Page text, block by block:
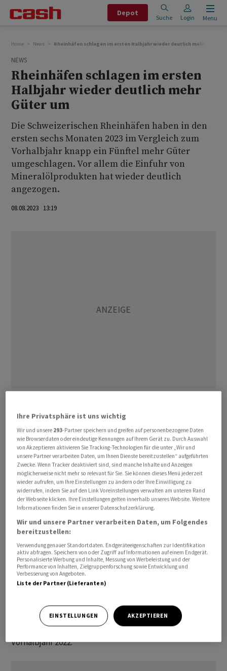
Depot
Suche Login Menu
Home News Rheinhäfen schlagen im ersten Halbjahr wieder deutlich mehr Güter
NEWS
Rheinhäfen schlagen im ersten
Halbjahr wieder deutlich mehr
Güter um
Die Schweizerischen Rheinhäfen haben in den
ersten sechs Monaten 2023 im Vergleich zum
Vorhalbjahr knapp ein Fünftel mehr Güter
umgeschlagen. Vor allem die Einfuhr von
Mineralölprodukten hat wieder deutlich
angezogen.
08.08.2023 13:19
Semester 2023 in den Häfen Kleinhüningen, Birsfelden
und Auhafen Muttenz 19,1 Prozent mehr Güter
umgeschlagen als in den ersten sechs Monaten des
Vorjahres, wie die Schweizerische Vereinigung für
Schifffahrt und Hafenwirtschaft am Dienstag mitteilte.
Zu verdanken sei das Plus fast ausschliesslich dem
hohen Umschlagsvolumen von Mineralölprodukten. Die
Niveau von vor der Energiekrise 2022 erreicht. So habe
etwa das Umschlagvolumen im "Ölhafen" Muttenz mit
einem Plus von fast 57 Prozent die höchste
Wachstumsrate verzeichnet, heisst es weiter.
Containerverkehr. Mit gut 59'000 Containereinheiten
(TEU) wurden im ersten Halbjahr 18 Prozent weniger
Container verschifft als im sehr stark ausgefallenen
Vorhalbjahr 2022.
Ihre Privatsphäre ist uns wichtig
Wir und unsere 293-Partner speichern und greifen auf personenbezogene Daten
wie Browserdaten oder eindeutige Kennungen auf Ihrem Gerät zu. Durch Auswahl
von Akzeptieren aktivieren Sie Tracking-Technologien für die unter „Wir und
unsere Partner verarbeiten Daten, um Ihnen Dienste bereitzustellen“ aufgeführten
Zwecke. Wenn Tracker deaktiviert sind, sind manche Inhalte und Anzeigen
möglicherweise nicht mehr so relevant für Sie. Sie können dieses Menü jederzeit
wieder aufrufen, um Ihre Einstellungen zu ändern oder Ihre Einwilligung zu
widerrufen, indem Sie auf den Link Voreinstellungen verwalten am unteren Rand
der Webseite klicken. Ihre Einstellungen gelten innerhalb unseres Website. Weitere
Informationen finden Sie in unserer Datenschutzerklärung.
Wir und unsere Partner verarbeiten Daten, um Folgendes
bereitzustellen:
Verwendung genauer Standortdaten. Endgeräteeigenschaften zur Identifikation
aktiv abfragen. Speichern von oder Zugriff auf Informationen auf einem Endgerät.
Personalisierte Werbung und Inhalte, Messung von Werbeleistung und der
Performance von Inhalten, Zielgruppenforschung sowie Entwicklung und
Verbesserung von Angeboten.
Liste der Partner (Lieferanten)
EINSTELLUNGEN AKZEPTIEREN